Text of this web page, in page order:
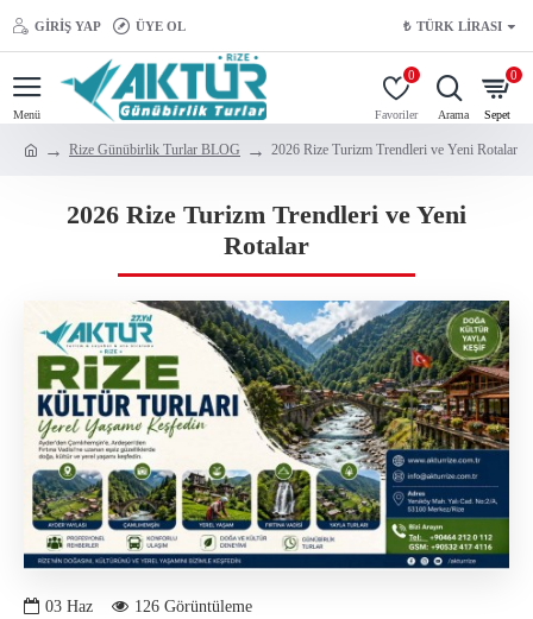
GIRIŞ YAP ÜYE OL ₺ TÜRK LIRASI
0 0
Rize Günübirlik Turlar BLOG 2026 Rize Turizm Trendleri ve Yeni Rotalar
2026 Rize Turizm Trendleri ve Yeni
Rotalar
03 Haz 126 Görüntüleme